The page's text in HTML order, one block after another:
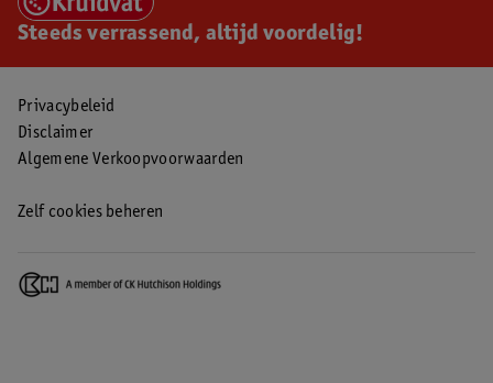
Steeds verrassend, altijd voordelig!
Privacybeleid
Disclaimer
Algemene Verkoopvoorwaarden
Zelf cookies beheren